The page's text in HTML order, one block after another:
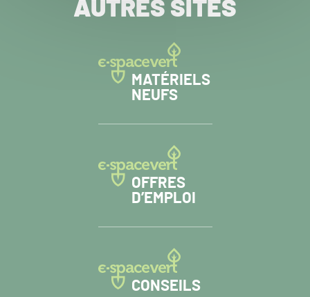
AUTRES SITES
MATÉRIELS
NEUFS
OFFRES
D’EMPLOI
CONSEILS